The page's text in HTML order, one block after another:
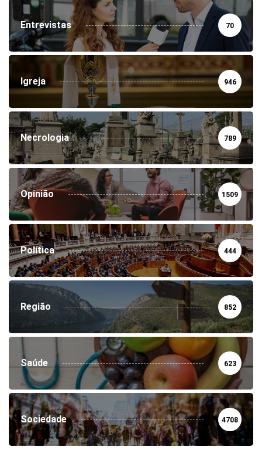
Entrevistas 70
Igreja 946
Necrologia 789
Opinião 1509
Política 444
Região 852
Saúde 623
Sociedade 4708